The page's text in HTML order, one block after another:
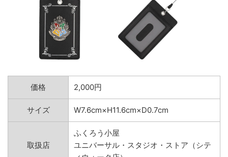
価格 2,000円
サイズ W7.6cm×H11.6cm×D0.7cm
取扱店
ふくろう小屋
ユニバーサル・スタジオ・ストア（シテ